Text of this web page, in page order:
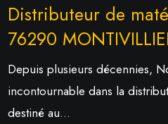
Distributeur de
76290
Depuis plusieurs décennies,
incontournable dans la
destiné au...